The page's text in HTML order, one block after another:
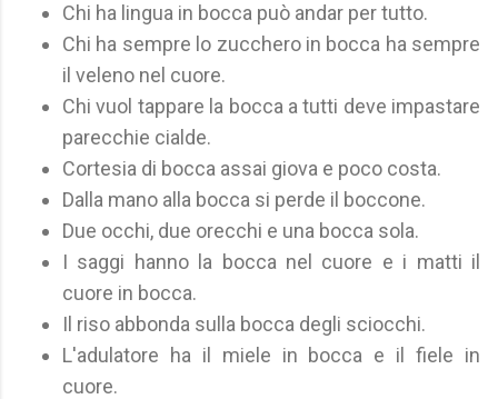
Chi ha lingua in bocca può andar per tutto.
Chi ha sempre lo zucchero in bocca ha sempre
il veleno nel cuore.
Chi vuol tappare la bocca a tutti deve impastare
parecchie cialde.
Cortesia di bocca assai giova e poco costa.
Dalla mano alla bocca si perde il boccone.
Due occhi, due orecchi e una bocca sola.
I saggi hanno la bocca nel cuore e i matti il
cuore in bocca.
Il riso abbonda sulla bocca degli sciocchi.
L'adulatore ha il miele in bocca e il fiele in
cuore.